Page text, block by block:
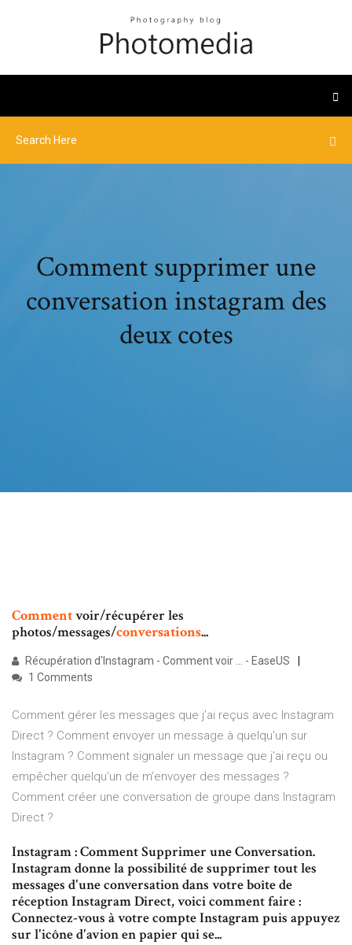
Comment supprimer une
conversation instagram des
deux cotes
Commentvoir/récupérer les
photos/messages/conversations...
Récupération d'Instagram - Comment voir ... - EaseUS
1 Comments
Comment gérer les messages que j’ai reçus avec Instagram
Direct ? Comment envoyer un message à quelqu’un sur
Instagram ? Comment signaler un message que j’ai reçu ou
empêcher quelqu’un de m’envoyer des messages ?
Comment créer une conversation de groupe dans Instagram
Direct ?
Instagram : Comment Supprimer une Conversation.
Instagram donne la possibilité de supprimer tout les
messages d'une conversation dans votre boîte de
réception Instagram Direct, voici comment faire :
Connectez-vous à votre compte Instagram puis appuyez
sur l'icône d'avion en papier qui se...